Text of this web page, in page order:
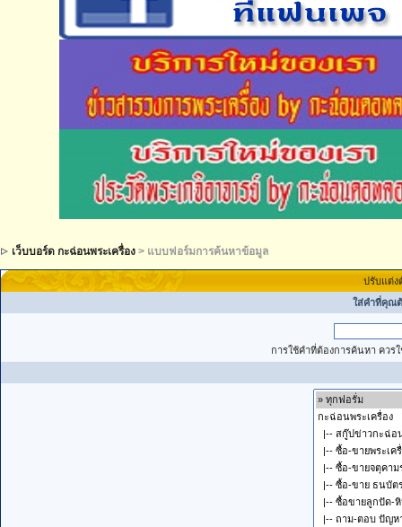
เว็บบอร์ด กะฉ่อนพระเครื่อง > แบบฟอร์มการค้นหาข้อมูล
ปรับแต่ง
ใส่คำที่คุณ
การใช้คำที่ต้องการค้นหา ควร